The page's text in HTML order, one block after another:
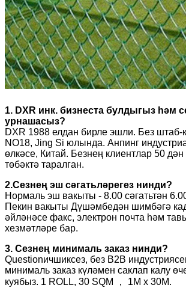
1. DXR инк. бизнеста булдыгыз һәм
урнашасыз?
DXR 1988 елдан бирле эшли. Без штаб-
NO18, Jing Si юлында. Анпинг
өлкәсе, Китай. Безнең клиентлар 50
төбәктә таралган.
2.Сезнең эш сәгатьләрегез нинди?
Нормаль эш вакыты - 8.00 сәгатьтән
Пекин вакыты Дүшәмбедән шимбәгә
әйләнәсе факс, электрон почта һәм
хезмәтләре бар.
3. Сезнең минималь заказ нинди?
Questionичшиксез, без B2B
минималь заказ күләмен саклап калу
куябыз. 1 ROLL, 30 SQM ， 1M x 30M.